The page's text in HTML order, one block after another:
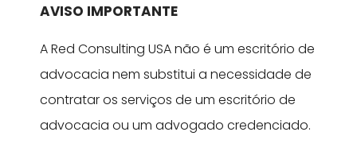
AVISO IMPORTANTE
A Red Consulting USA não é um escritório de
advocacia nem substitui a necessidade de
contratar os serviços de um escritório de
advocacia ou um advogado credenciado.